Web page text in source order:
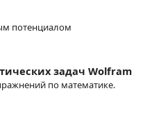
потенциалом
задач Wolfram
по математике.